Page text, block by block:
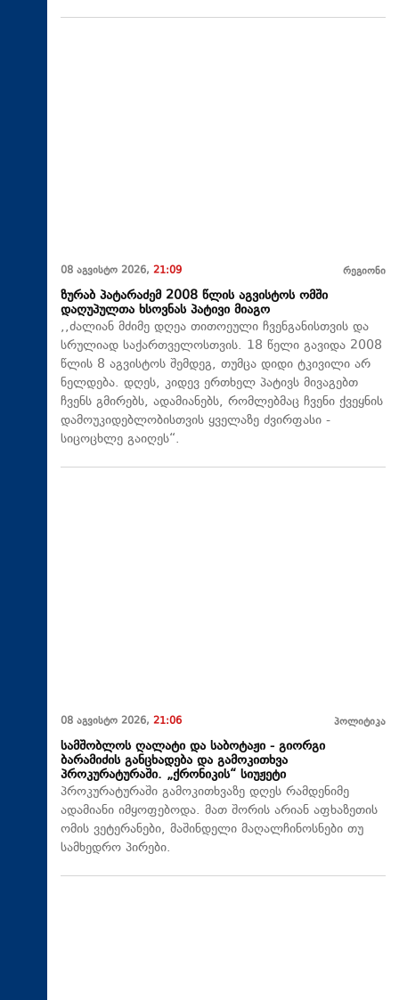
08 აგვისტო 2026, 21:09 რეგიონი
ზურაბ პატარაძემ 2008 წლის აგვისტოს ომში
დაღუპულთა ხსოვნას პატივი მიაგო
,,ძალიან მძიმე დღეა თითოეული ჩვენგანისთვის და
სრულიად საქართველოსთვის. 18 წელი გავიდა 2008
წლის 8 აგვისტოს შემდეგ, თუმცა დიდი ტკივილი არ
ნელდება. დღეს, კიდევ ერთხელ პატივს მივაგებთ
ჩვენს გმირებს, ადამიანებს, რომლებმაც ჩვენი ქვეყნის
დამოუკიდებლობისთვის ყველაზე ძვირფასი -
სიცოცხლე გაიღეს“.
08 აგვისტო 2026, 21:06 პოლიტიკა
სამშობლოს ღალატი და საბოტაჟი - გიორგი
ბარამიძის განცხადება და გამოკითხვა
პროკურატურაში. „ქრონიკის“ სიუჟეტი
პროკურატურაში გამოკითხვაზე დღეს რამდენიმე
ადამიანი იმყოფებოდა. მათ შორის არიან აფხაზეთის
ომის ვეტერანები, მაშინდელი მაღალჩინოსნები თუ
სამხედრო პირები.